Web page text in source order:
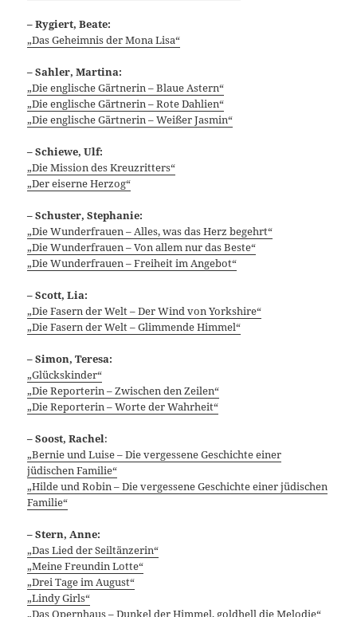
– Rygiert, Beate:
„Das Geheimnis der Mona Lisa“
– Sahler, Martina:
„Die englische Gärtnerin – Blaue Astern“
„Die englische Gärtnerin – Rote Dahlien“
„Die englische Gärtnerin – Weißer Jasmin“
– Schiewe, Ulf:
„Die Mission des Kreuzritters“
„Der eiserne Herzog“
– Schuster, Stephanie:
„Die Wunderfrauen – Alles, was das Herz begehrt“
„Die Wunderfrauen – Von allem nur das Beste“
„Die Wunderfrauen – Freiheit im Angebot“
– Scott, Lia:
„Die Fasern der Welt – Der Wind von Yorkshire“
„Die Fasern der Welt – Glimmende Himmel“
– Simon, Teresa:
„Glückskinder“
„Die Reporterin – Zwischen den Zeilen“
„Die Reporterin – Worte der Wahrheit“
– Soost, Rachel:
„Bernie und Luise – Die vergessene Geschichte einer
jüdischen Familie“
„Hilde und Robin – Die vergessene Geschichte einer jüdischen
Familie“
– Stern, Anne:
„Das Lied der Seiltänzerin“
„Meine Freundin Lotte“
„Drei Tage im August“
„Lindy Girls“
„Das Opernhaus – Dunkel der Himmel, goldhell die Melodie“